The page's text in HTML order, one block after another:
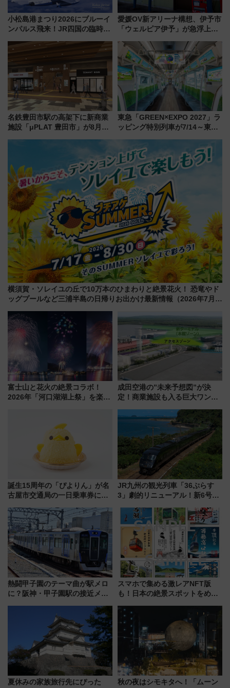
小松島港まつり2026にブルーイ
ンパルス飛来！JR四国の臨時ダ
愛媛OV新アリーナ構想、伊予市
「ウェルピア伊予」が急浮上！
で探る鉄道アクセスの未来
名鉄豊田市駅の高架下に新商業
施設「μPLAT 豊田市」が8月26
東急「GREEN×EXPO 2027」ラ
ッピング特別列車が7/14～東
ー！ 注目の編成やデザインまと
め
横須賀・ソレイユの丘で10万本のひまわりと絶景花火！ 恐竜やド
ッグプールなど三浦半島の日帰りお出かけ最新情報（2026年7月
富士山と花火の絶景コラボ！
2026年「河口湖湖上祭」を楽し
成田空港の”未来予想図”が決
定！商業施設も入る巨大ワンタ
で新型特急が品川･羽田とを結
ぶ！ JR空港駅は2面3線化！
誕生15周年の「ぴよりん」が名
古屋市交通局の一日乗車券に！
定1万5000枚】
JR九州の観光列車「36ぷらす
3」劇的リニューアル！新6号車
別 “プレミアムランチ”導入･ル
ートや価格など解説
熱闘甲子園のテーマ曲が駅メロ
に？阪神・甲子園駅の接近メロ
谷実アレンジの特別仕様へ、8月
スマホで集める激レアNFT版
も！日本の絶景スポットをめぐ
ん)」企画がスタート
夏休みの家族旅行先にぴった
秋の夜はシモキタへ！「ムーン